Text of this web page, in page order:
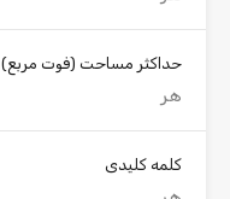
حداکثر مساحت (فوت مربع)
کلمه کلیدی